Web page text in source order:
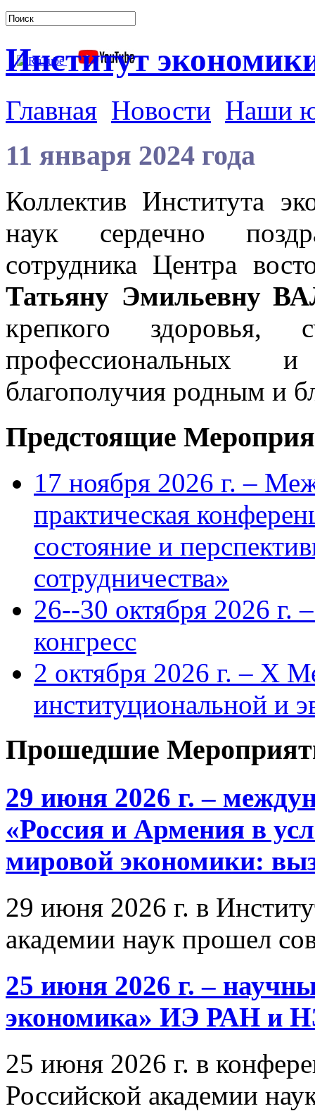
Институт
Главная Новости Наши
11 января 2024 года
Коллектив Института
наук сердечно
сотрудника Центра
Татьяну Эмильевну
крепкого здоровья,
профессиональных
благополучия родным и
Предстоящие
17 ноября 2026 г. –
практическая
состояние и
сотрудничества»
26--30 октября 2026 г.
конгресс
2 октября 2026 г. – X
институциональной и
Прошедшие
29 июня 2026 г. –
«Россия и Армения в
мировой экономики:
29 июня 2026 г. в
академии наук прошел
25 июня 2026 г. –
экономика» ИЭ РАН и
25 июня 2026 г. в
Российской академии